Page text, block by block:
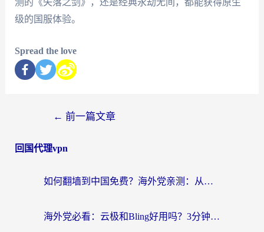
级的国服体验。
Spread the love
← 前一篇文章
回国代理vpn
如何翻墙到中国免费？海外党亲测：从踩坑到选对加速器的全攻略
海外党必看：云极和Bling好用吗？3分钟教你选对回国加速器